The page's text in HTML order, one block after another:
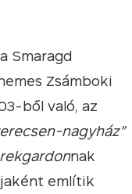
Smaragd
Zsámboki
ből való, az
nagyház”
nak
említik